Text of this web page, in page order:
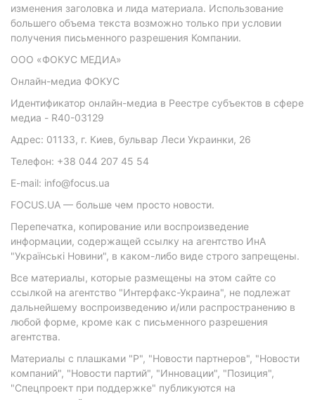
изменения заголовка и лида материала. Использование
большего объема текста возможно только при условии
получения письменного разрешения Компании.
ООО «ФОКУС МЕДИА»
Онлайн-медиа ФОКУС
Идентификатор онлайн-медиа в Реестре субъектов в сфере
медиа - R40-03129
Адрес: 01133, г. Киев, бульвар Леси Украинки, 26
Телефон: +38 044 207 45 54
E-mail: info@focus.ua
FOCUS.UA — больше чем просто новости.
Перепечатка, копирование или воспроизведение
информации, содержащей ссылку на агентство ИнА
"Українські Новини", в каком-либо виде строго запрещены.
Все материалы, которые размещены на этом сайте со
ссылкой на агентство "Интерфакс-Украина", не подлежат
дальнейшему воспроизведению и/или распространению в
любой форме, кроме как с письменного разрешения
агентства.
Материалы с плашками "Р", "Новости партнеров", "Новости
компаний", "Новости партий", "Инновации", "Позиция",
"Спецпроект при поддержке" публикуются на